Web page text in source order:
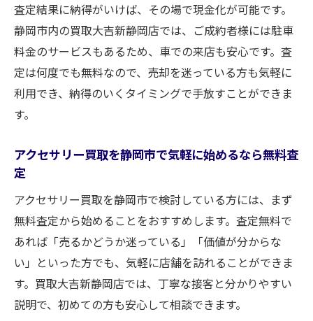
査定結果に納得がいけば、その場で現金化が可能です。
静岡市内の買取大吉新静岡店では、ご成約者様には駐車
料金のサービスもあるため、車での来店も安心です。査
定は何度でも無料なので、売却を迷っている方も気軽に
利用でき、納得のいくタイミングで手放すことができま
す。
アクセサリー買取を静岡市で気軽に始めるなら無料査
定
アクセサリー買取を静岡市で検討している方には、まず
無料査定から始めることをおすすめします。査定無料で
あれば「売るかどうか迷っている」「価値が分からな
い」といった方でも、気軽に店舗を訪れることができま
す。買取大吉新静岡店では、丁寧な接客と分かりやすい
説明で、初めての方も安心して相談できます。